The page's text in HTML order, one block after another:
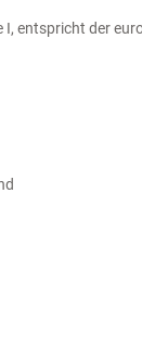
entspricht der